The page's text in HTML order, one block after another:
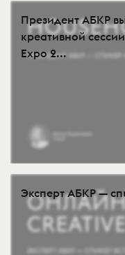
Президент АБКР
креативной
Expo 2...
Эксперт АБКР —